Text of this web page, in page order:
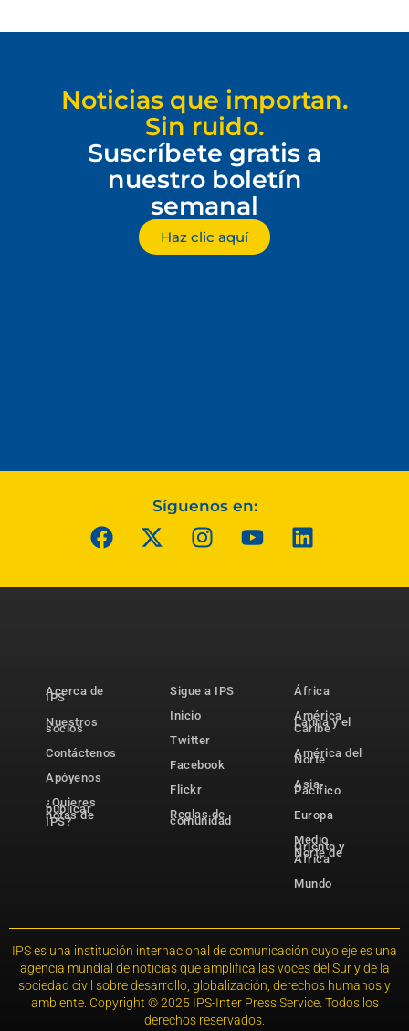
Noticias que importan.
Sin ruido.
Suscríbete gratis a
nuestro boletín
semanal
Haz clic aquí
Síguenos en:
Acerca de
IPS
Nuestros
socios
Contáctenos
Apóyenos
¿Quieres
publicar
notas de
IPS?
Sigue a IPS
Inicio
Twitter
Facebook
Flickr
Reglas de
comunidad
África
América
Latina y el
Caribe
América del
Norte
Asia-
Pacífico
Europa
Medio
Oriente y
Norte de
África
Mundo
IPS es una institución internacional de comunicación cuyo eje es una
agencia mundial de noticias que amplifica las voces del Sur y de la
sociedad civil sobre desarrollo, globalización, derechos humanos y
ambiente. Copyright © 2025 IPS-Inter Press Service. Todos los
derechos reservados.